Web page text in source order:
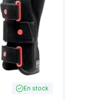
En stock